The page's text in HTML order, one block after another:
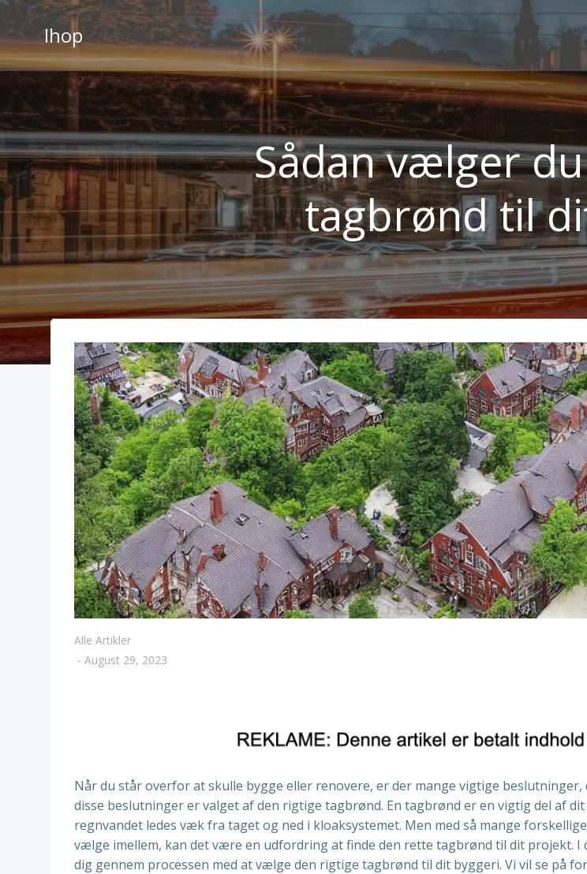
Videre
indholdIhop
Sådan vælger
tagbrønd til
Alle Artikler
- August 29, 2023
Når du står overfor at skulle bygge eller renovere, er der mange vigtige
disse beslutninger er valget af den rigtige tagbrønd. En tagbrønd er en vigtig del af
regnvandet ledes væk fra taget og ned i kloaksystemet. Men med så mange
vælge imellem, kan det være en udfordring at finde den rette tagbrønd til dit projekt. I
dig gennem processen med at vælge den rigtige tagbrønd til dit byggeri. Vi vil se på